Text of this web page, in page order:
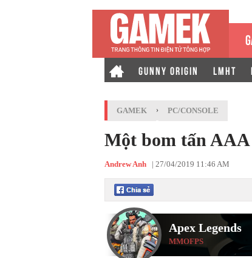
GUNNY ORIGIN LMHT
GAMEK › PC/CONSOLE
Một bom tấn
Andrew Anh | 27/04/2019 11:46 AM
Apex Legends
MMOFPS